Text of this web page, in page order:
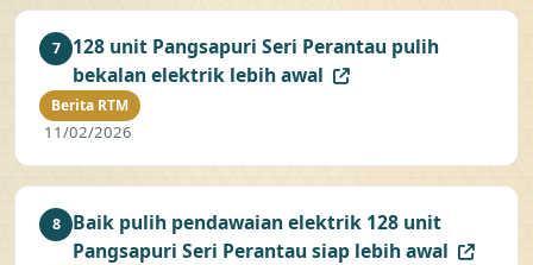
7
128 unit Pangsapuri Seri Perantau pulih
bekalan elektrik lebih awal
Berita RTM
11/02/2026
8
Baik pulih pendawaian elektrik 128 unit
Pangsapuri Seri Perantau siap lebih awal